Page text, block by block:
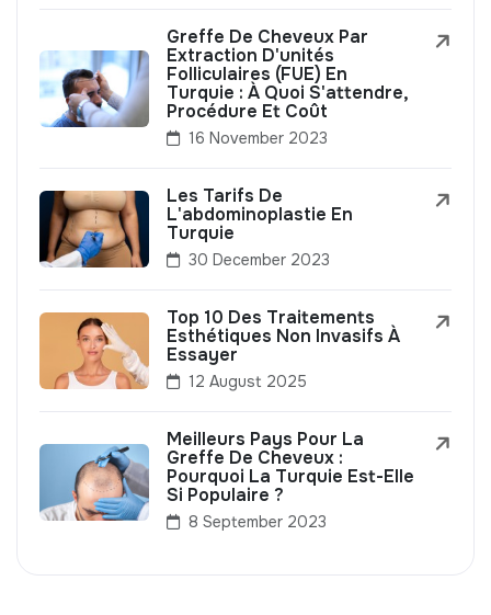
Greffe De Cheveux Par
Extraction D'unités
Folliculaires (FUE) En
Turquie : À Quoi S'attendre,
Procédure Et Coût
16 November 2023
Les Tarifs De
L'abdominoplastie En
Turquie
30 December 2023
Top 10 Des Traitements
Esthétiques Non Invasifs À
Essayer
12 August 2025
Meilleurs Pays Pour La
Greffe De Cheveux :
Pourquoi La Turquie Est-Elle
Si Populaire ?
8 September 2023